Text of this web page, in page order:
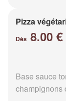
Pizza
Dès 8.00 €
Base sauce
champignons